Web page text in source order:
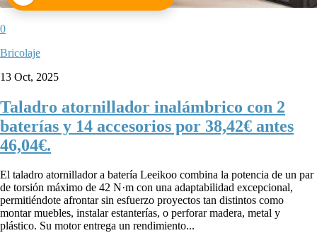
0
Bricolaje
13 Oct, 2025
Taladro atornillador inalámbrico con 2
baterías y 14 accesorios por 38,42€ antes
46,04€.
El taladro atornillador a batería Leeikoo combina la potencia de un par
de torsión máximo de 42 N·m con una adaptabilidad excepcional,
permitiéndote afrontar sin esfuerzo proyectos tan distintos como
montar muebles, instalar estanterías, o perforar madera, metal y
plástico. Su motor entrega un rendimiento...